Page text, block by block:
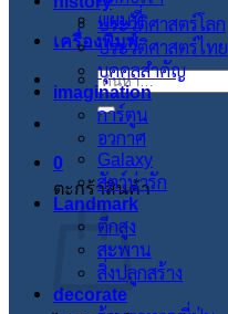
แผนที่
เครื่องพิมพ์
ค้นหา:
0
ตะกร้าสินค้า
ประวัติศาสตร์โลก
ประวัติศาสตร์ไทย
บุคคลสำคัญ
imagination
การ์ตูน
อวกาศ
Galaxy
สัตว์น่ารัก
Landmark
ตึกสูง
สะพาน
สิ่งปลูกสร้าง
decorate